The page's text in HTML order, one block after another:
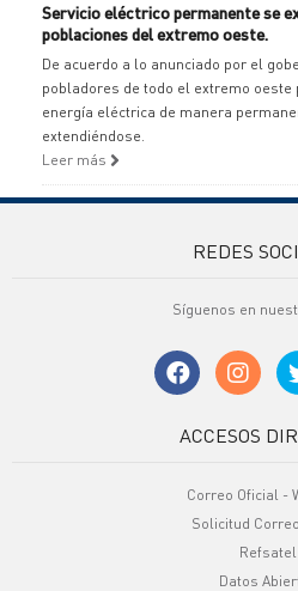
Servicio eléctrico permanente se
poblaciones del extremo oeste.
De acuerdo a lo anunciado por el
pobladores de todo el extremo oeste
energía eléctrica de manera
extendiéndose.
Leer más
REDES
Síguenos en
ACCESOS
Correo Oficial -
Solicitud
Refsatel
Datos